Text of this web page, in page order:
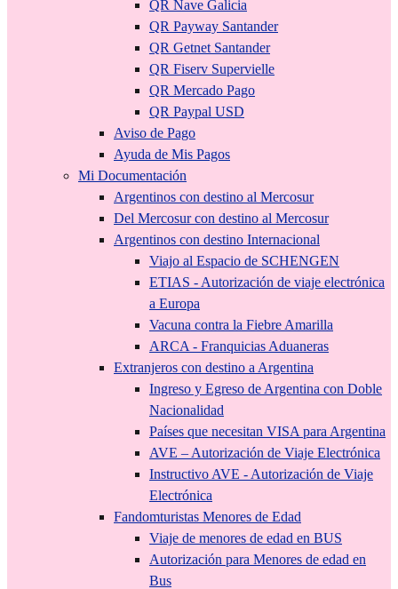
QR Nave Galicia
QR Payway Santander
QR Getnet Santander
QR Fiserv Supervielle
QR Mercado Pago
QR Paypal USD
Aviso de Pago
Ayuda de Mis Pagos
Mi Documentación
Argentinos con destino al Mercosur
Del Mercosur con destino al Mercosur
Argentinos con destino Internacional
Viajo al Espacio de SCHENGEN
ETIAS - Autorización de viaje electrónica
a Europa
Vacuna contra la Fiebre Amarilla
ARCA - Franquicias Aduaneras
Extranjeros con destino a Argentina
Ingreso y Egreso de Argentina con Doble
Nacionalidad
Países que necesitan VISA para Argentina
AVE – Autorización de Viaje Electrónica
Instructivo AVE - Autorización de Viaje
Electrónica
Fandomturistas Menores de Edad
Viaje de menores de edad en BUS
Autorización para Menores de edad en
Bus